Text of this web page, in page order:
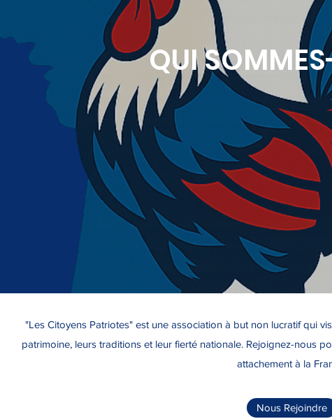
QUI
"Les Citoyens Patriotes" est une association à but non lucratif qui
patrimoine, leurs traditions et leur fierté nationale. Rejoignez-nous
attachement à la
Nous Rejoindre